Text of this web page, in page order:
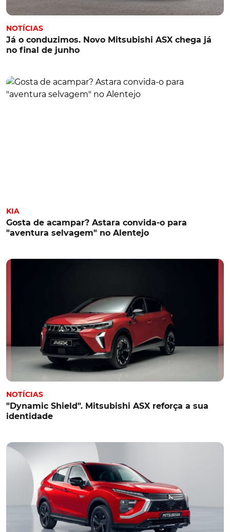
NOTÍCIAS
Já o conduzimos. Novo Mitsubishi ASX chega já
no final de junho
KIA
Gosta de acampar? Astara convida-o para
"aventura selvagem" no Alentejo
NOTÍCIAS
"Dynamic Shield". Mitsubishi ASX reforça a sua
identidade